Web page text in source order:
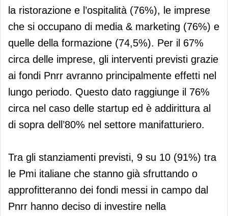
la ristorazione e l’ospitalità (76%), le imprese
che si occupano di media & marketing (76%) e
quelle della formazione (74,5%). Per il 67%
circa delle imprese, gli interventi previsti grazie
ai fondi Pnrr avranno principalmente effetti nel
lungo periodo. Questo dato raggiunge il 76%
circa nel caso delle startup ed è addirittura al
di sopra dell’80% nel settore manifatturiero.
Tra gli stanziamenti previsti, 9 su 10 (91%) tra
le Pmi italiane che stanno già sfruttando o
approfitteranno dei fondi messi in campo dal
Pnrr hanno deciso di investire nella